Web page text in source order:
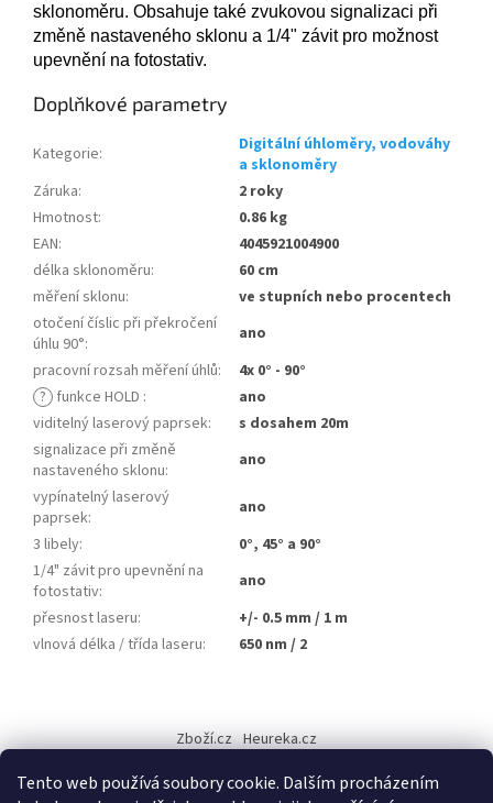
Tento web používá soubory cookie. Dalším procházením
sklonoměru. Obsahuje také zvukovou signalizaci při
změně nastaveného sklonu a 1/4" závit pro možnost
upevnění na fotostativ.
Doplňkové parametry
Kategorie:
Digitální úhloměry, vodováhy
a sklonoměry
Záruka:
2 roky
Hmotnost:
0.86 kg
EAN:
4045921004900
délka sklonoměru:
60 cm
měření sklonu:
ve stupních nebo procentech
otočení číslic při překročení
úhlu 90°:
ano
pracovní rozsah měření úhlů:
4x 0° - 90°
? funkce HOLD :
ano
viditelný laserový paprsek:
s dosahem 20m
signalizace při změně
nastaveného sklonu:
ano
vypínatelný laserový
paprsek:
ano
3 libely:
0°, 45° a 90°
1/4" závit pro upevnění na
fotostativ:
ano
přesnost laseru:
+/- 0.5 mm / 1 m
vlnová délka / třída laseru: 650 nm / 2
p
Zboží.cz Heureka.cz